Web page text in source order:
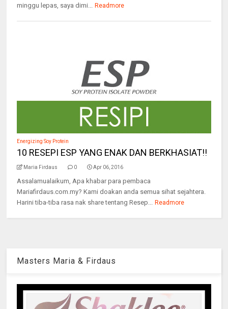
minggu lepas, saya dimi...
Readmore
Energizing Soy Protein
10 RESEPI ESP YANG ENAK DAN BERKHASIAT!!
Maria Firdaus 0 Apr 06, 2016
Assalamualaikum, Apa khabar para pembaca
Mariafirdaus.com.my? Kami doakan anda semua sihat sejahtera.
Harini tiba-tiba rasa nak share tentang Resep...
Readmore
Masters Maria & Firdaus